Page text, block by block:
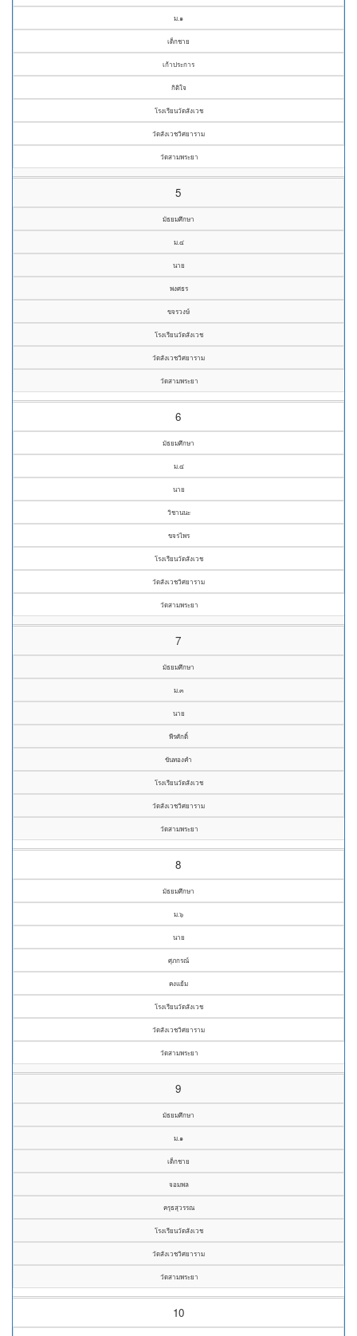
ม.๑
เด็กชาย
เก้าประการ
กิติใจ
โรงเรียนวัดสังเวช
วัดสังเวชวิศยาราม
วัดสามพระยา
5
มัธยมศึกษา
ม.๔
นาย
พงศธร
ขจรวงษ์
โรงเรียนวัดสังเวช
วัดสังเวชวิศยาราม
วัดสามพระยา
6
มัธยมศึกษา
ม.๔
นาย
วิชานนะ
ขจรไพร
โรงเรียนวัดสังเวช
วัดสังเวชวิศยาราม
วัดสามพระยา
7
มัธยมศึกษา
ม.๓
นาย
พีรศักดิ์
ขันทองคำ
โรงเรียนวัดสังเวช
วัดสังเวชวิศยาราม
วัดสามพระยา
8
มัธยมศึกษา
ม.๖
นาย
ศุภกรณ์
คงแย้ม
โรงเรียนวัดสังเวช
วัดสังเวชวิศยาราม
วัดสามพระยา
9
มัธยมศึกษา
ม.๑
เด็กชาย
จอมพล
ครุธสุวรรณ
โรงเรียนวัดสังเวช
วัดสังเวชวิศยาราม
วัดสามพระยา
10